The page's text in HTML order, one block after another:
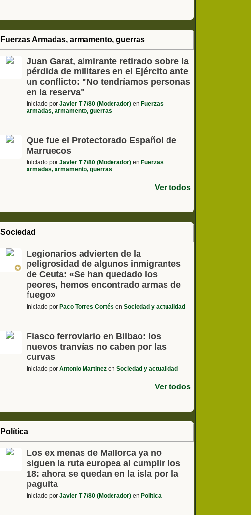
Fuerzas Armadas, armamento, guerras
Juan Garat, almirante retirado sobre la
pérdida de militares en el Ejército ante
un conflicto: "No tendríamos personas
en la reserva"
Iniciado porJavier T 7/80 (Moderador) en Fuerzas
armadas, armamento, guerras
Que fue el Protectorado Español de
Marruecos
Iniciado porJavier T 7/80 (Moderador) en Fuerzas
armadas, armamento, guerras
Ver todos
Sociedad
Legionarios advierten de la
peligrosidad de algunos inmigrantes
de Ceuta: «Se han quedado los
peores, hemos encontrado armas de
fuego»
Iniciado por Paco Torres Cortés enSociedad y actualidad
Fiasco ferroviario en Bilbao: los
nuevos tranvías no caben por las
curvas
Iniciado porAntonio Martinez enSociedad y actualidad
Ver todos
Política
Los ex menas de Mallorca ya no
siguen la ruta europea al cumplir los
18: ahora se quedan en la isla por la
paguita
Iniciado porJavier T 7/80 (Moderador) en Politica